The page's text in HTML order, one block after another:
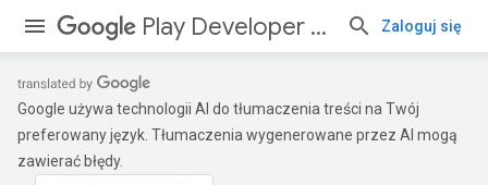
Play Developer Reporting API Zaloguj się
Google używa technologii AI do tłumaczenia treści na Twój
preferowany język. Tłumaczenia wygenerowane przez AI mogą
zawierać błędy.